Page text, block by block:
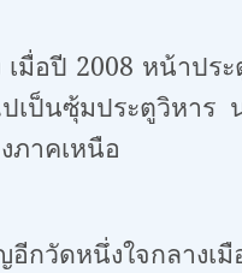
หน้าประตูท
ปเป็นซุ้มประตูวิหา
ภาคเหนือ
วัดหนึ่งใจกลางเมื